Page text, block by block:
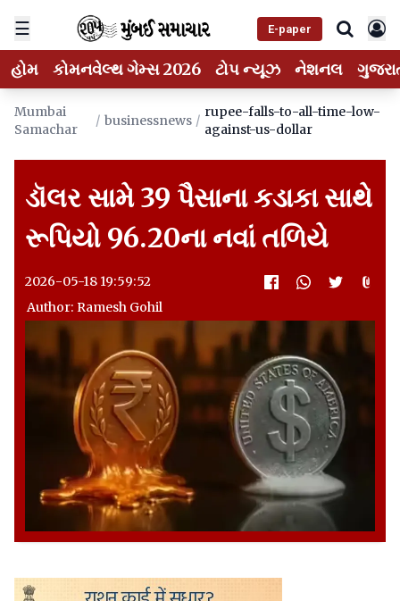
☰ E-paper
હોમ કોમનવેલ્થ ગેમ્સ 2026 ટોપ ન્યૂઝ નેશનલ
Mumbai
Samachar
/ businessnews /
rupee-falls-to-all-time-low-
against-us-dollar
ડૉલર સામે 39 પૈસાના કડાકા સાથે
રૂપિયો 96.20ના નવાં તળિયે
2026-05-18 19:59:52
Author: Ramesh Gohil